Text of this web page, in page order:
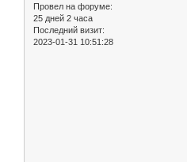
Провел на форуме:
25 дней 2 часа
Последний визит:
2023-01-31 10:51:28